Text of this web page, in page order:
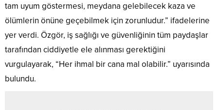
tam uyum göstermesi, meydana gelebilecek kaza ve
ölümlerin önüne geçebilmek için zorunludur.” ifadelerine
yer verdi. Özgör, iş sağlığı ve güvenliğinin tüm paydaşlar
tarafından ciddiyetle ele alınması gerektiğini
vurgulayarak, “Her ihmal bir cana mal olabilir.” uyarısında
bulundu.